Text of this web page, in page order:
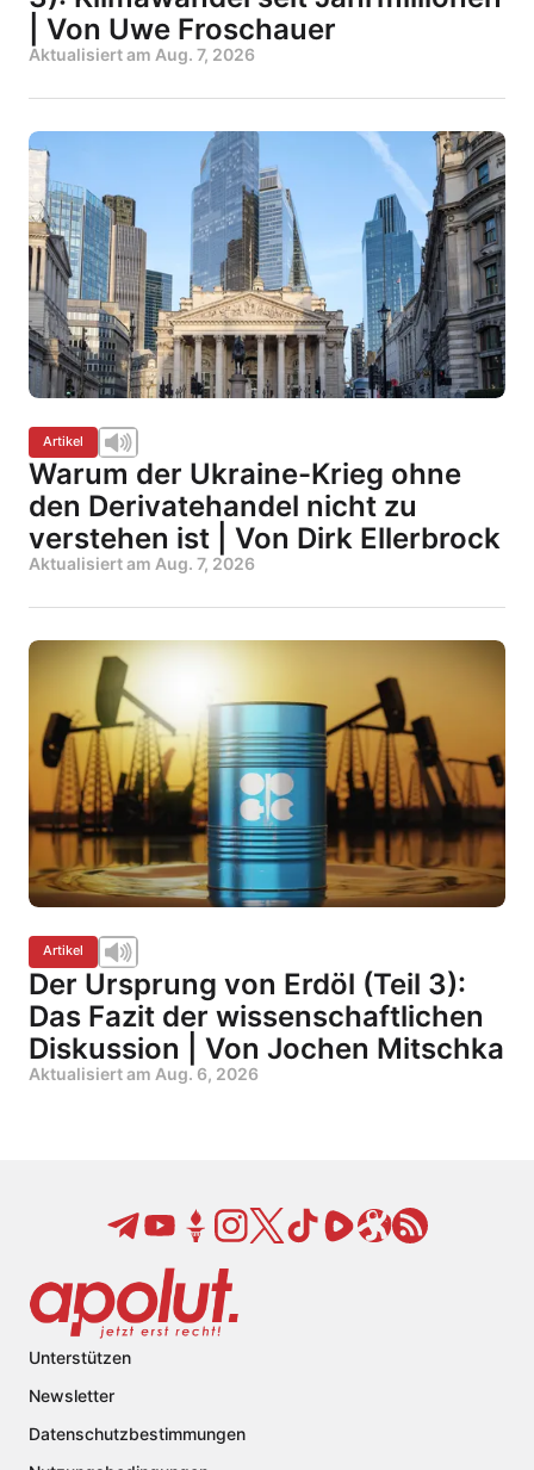
| Von Uwe Froschauer
Aktualisiert am Aug. 7, 2026
Artikel
Warum der Ukraine-Krieg ohne
den Derivatehandel nicht zu
verstehen ist | Von Dirk Ellerbrock
Aktualisiert am Aug. 7, 2026
Artikel
Der Ursprung von Erdöl (Teil 3):
Das Fazit der wissenschaftlichen
Diskussion | Von Jochen Mitschka
Aktualisiert am Aug. 6, 2026
Unterstützen
Newsletter
Datenschutzbestimmungen